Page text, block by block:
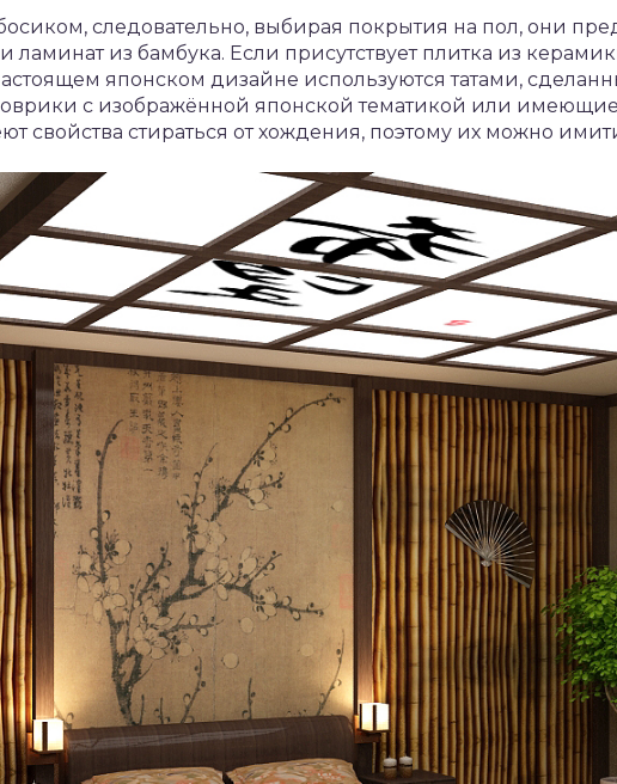
следовательно, выбирая покрытия на пол, они
ламинат из бамбука. Если присутствует плитка из
японском дизайне используются татами,
с изображённой японской тематикой или
свойства стираться от хождения, поэтому их можно